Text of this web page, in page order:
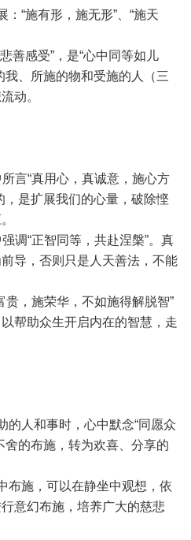
：“施有形，施无形”、“施天
善感受”，是“心中同等如儿
我、所施的物和受施的人（三
动。
言“真用心，真诚意，施心方
，是扩展我们的心量，破除悭
调“正智同等，共赴涅槃”。真
导，否则只是人天善法，不能
贵，施荣华，不如施得解脱智”
帮助众生开启内在的智慧，走
的人和事时，心中默念“同愿众
舍的布施，转为欢喜、分享的
布施，可以在静坐中观想，依
意幻布施，培养广大的慈悲